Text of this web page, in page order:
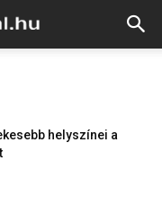
helyszínei a